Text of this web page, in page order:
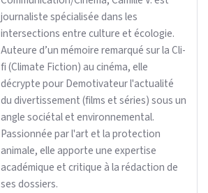
journaliste spécialisée dans les
intersections entre culture et écologie.
Auteure d’un mémoire remarqué sur la Cli-
fi (Climate Fiction) au cinéma, elle
décrypte pour Demotivateur l'actualité
du divertissement (films et séries) sous un
angle sociétal et environnemental.
Passionnée par l'art et la protection
animale, elle apporte une expertise
académique et critique à la rédaction de
ses dossiers.